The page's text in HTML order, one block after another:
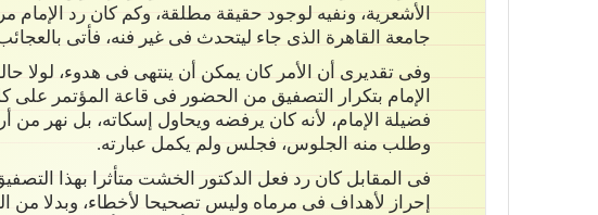
الأشعرية، ونفيه لوجود حقيقة مطلقة، وكم كان رد
جامعة القاهرة الذى جاء ليتحدث فى غير فنه، فأتى
وفى تقديرى أن الأمر كان يمكن أن ينتهى فى هدوء، لولا
الإمام بتكرار التصفيق من الحضور فى قاعة المؤتمر على
فضيلة الإمام، لأنه كان يرفضه ويحاول إسكاته، بل نهر من
وطلب منه الجلوس، فجلس ولم يكمل عبارته.
فى المقابل كان رد فعل الدكتور الخشت متأثرا بهذا
إحراز لأهداف فى مرماه وليس تصحيحا لأخطاء، وبدلا من